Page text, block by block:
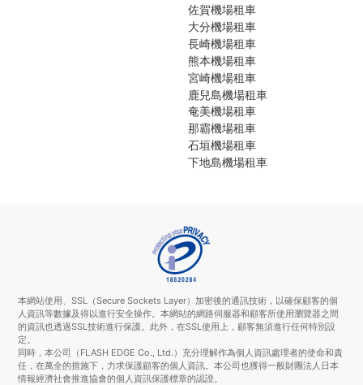
佐賀機場租車
大分機場租車
長崎機場租車
熊本機場租車
宮崎機場租車
鹿兒島機場租車
奄美機場租車
那霸機場租車
石垣機場租車
下地島機場租車
本網站使用、SSL（Secure Sockets Layer）加密後的通訊技術，以確保顧客的個
人資訊等數據及得以進行安全操作。本網站的網路伺服器和顧客所使用瀏覽器之間
的資訊也透過SSL技術進行保護。此外，在SSL使用上，顧客無須進行任何特別設
定。
同時，本公司（FLASH EDGE Co., Ltd.）充分理解作為個人資訊處理者的使命和責
任，在萬全的措施下，力求保護顧客的個人資訊。本公司也獲得一般財團法人日本
情報經濟社會推進協會的個人資訊保護標章的認證。